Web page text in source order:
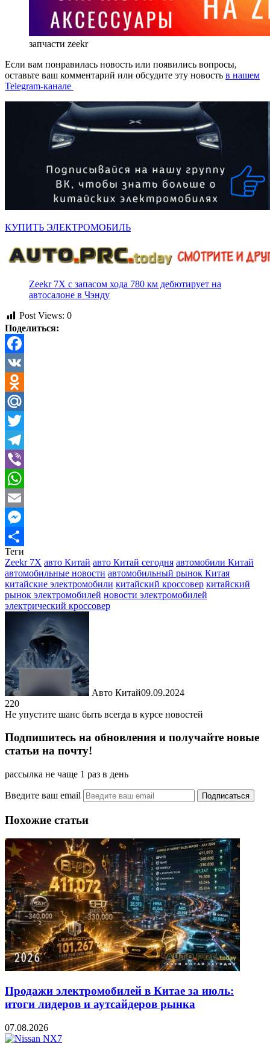
запчасти zeekr
Если вам понравилась новость или появились вопросы,
оставьте ваш комментарий или обсудите эту новость в нашем
Telegram-канале
КУПИТЬ ЭЛЕКТРОМОБИЛЬ
Zeekr 7X с запасом хода 780 км дебютирует на
автосалоне в Чэнду
Post Views: 0
Поделиться:
Facebook
VK
Odnoklassniki
Mail.Ru
Twitter
Telegram
Viber
WhatsApp
Email
Messenger
Отправить
Теги
Zeekr 7X авто Китай авто Китай сегодня автомобили Китай
автомобильные новости автомобильный рынок Китая
китайские электромобили китайский кроссовер китайский
рынок электромобилей новости электромобилей
электрический кроссовер
Авто Китай09.09.2024
220
Не упустите шанс быть всегда в курсе новостей
Подпишитесь на обновления и получайте новые
статьи на почту!
рассылка не чаще 1 раз в день
Введите ваш email
Похожие статьи
Продажи электромобилей в Китае за июль:
итоги лидеров и аутсайдеров рынка
07.08.2026